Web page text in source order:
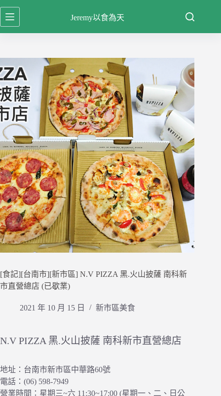
跳
至
容
Jeremy以食為天
[食記][台南市][新市區] N.V PIZZA 黑.火山披薩 南科新
市直營總店 (已歇業)
2021 年 10 月 15 日 新市區美食
N.V PIZZA 黑.火山披薩 南科新市直營總店
地址：台南市新市區中華路60號
電話：(06) 598-7949
營業時間：星期三~六 11:30~17:00 (星期一、二、日公